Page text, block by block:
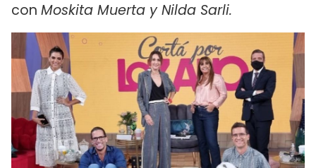
con Moskita Muerta y Nilda Sarli.